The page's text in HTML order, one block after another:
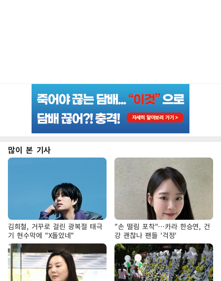
많이 본 기사
김희철, 거꾸로 걸린 광복절 태극
기 현수막에 "X돌았네"
"손 떨림 포착"…카라 한승연, 건
강 괜찮나 팬들 '걱정'